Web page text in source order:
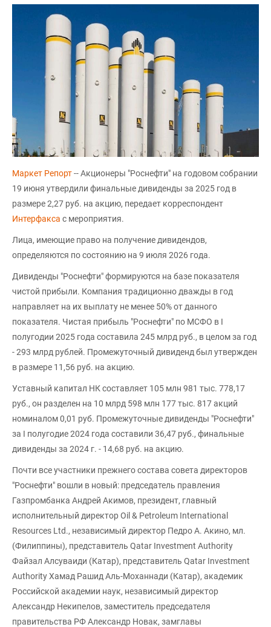
Маркет Репорт-- Акционеры "Роснефти" на годовом собрании
19 июня утвердили финальные дивиденды за 2025 год в
размере 2,27 руб. на акцию, передает корреспондент
Интерфакса с мероприятия.
Лица, имеющие право на получение дивидендов,
определяются по состоянию на 9 июля 2026 года.
Дивиденды "Роснефти" формируются на базе показателя
чистой прибыли. Компания традиционно дважды в год
направляет на их выплату не менее 50% от данного
показателя. Чистая прибыль "Роснефти" по МСФО в I
полугодии 2025 года составила 245 млрд руб., в целом за год
- 293 млрд рублей. Промежуточный дивиденд был утвержден
в размере 11,56 руб. на акцию.
Уставный капитал НК составляет 105 млн 981 тыс. 778,17
руб., он разделен на 10 млрд 598 млн 177 тыс. 817 акций
номиналом 0,01 руб. Промежуточные дивиденды "Роснефти"
за I полугодие 2024 года составили 36,47 руб., финальные
дивиденды за 2024 г. - 14,68 руб. на акцию.
Почти все участники прежнего состава совета директоров
"Роснефти" вошли в новый: председатель правления
Газпромбанка Андрей Акимов, президент, главный
исполнительный директор Oil & Petroleum International
Resources Ltd., независимый директор Педро А. Акино, мл.
(Филиппины), представитель Qatar Investment Authority
Файзал Алсуваиди (Катар), представитель Qatar Investment
Authority Хамад Рашид Аль-Моханнади (Катар), академик
Российской академии наук, независимый директор
Александр Некипелов, заместитель председателя
правительства РФ Александр Новак, замглавы